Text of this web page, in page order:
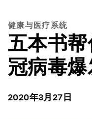
健康与医疗系统
五本书
冠病毒
2020年3月27日